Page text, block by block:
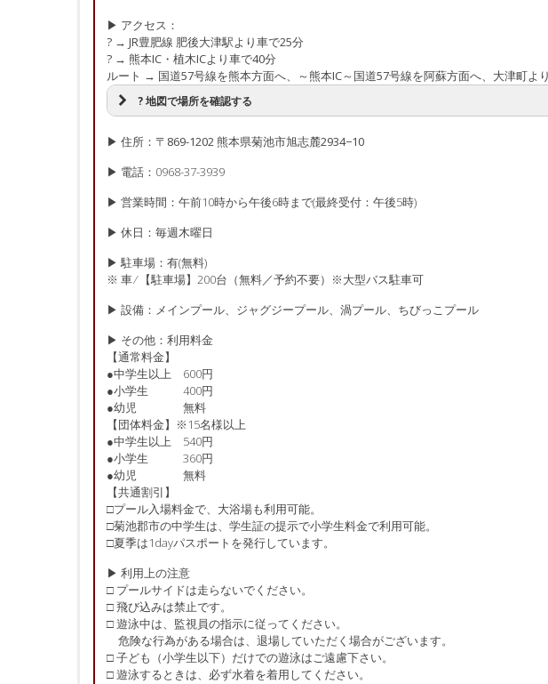
▶ アクセス：
? → JR豊肥線 肥後大津駅より車で25分
? → 熊本IC・植木ICより車で40分
ルート → 国道57号線を熊本方面へ、～熊本IC～国道57号線を阿蘇方面へ、大津町よ
? 地図で場所を確認する
▶ 住所：​〒869-1202 熊本県菊池市旭志麓2934−10
▶ 電話：0968-37-3939
▶ 営業時間：午前10時から午後6時まで(最終受付：午後5時)
▶ 休日：毎週木曜日
▶ 駐車場：有(無料)
※ 車 ⁄ 【駐車場】200台（無料／予約不要）※大型バス駐車可
▶ 設備：メインプール、ジャグジープール、渦プール、ちびっこプール
▶ その他：利用料金
【通常料金】
●中学生以上 600円
​●小学生 400円
●幼児 無料
【団体料金】※15名様以上
●中学生以上 540円
●​小学生 360円
●幼児 無料
【共通割引】
□プール入場料金で、大浴場も利用可能。
□菊池郡市の中学生は、学生証の提示で小学生料金で利用可能。
□夏季は1dayパスポートを発行しています。
▶ 利用上の注意
□ プールサイドは走らないでください。
□ 飛び込みは禁止です。
□ 遊泳中は、監視員の指示に従ってください。
危険な行為がある場合は、退場していただく場合がございます。
□ 子ども（小学生以下）だけでの遊泳はご遠慮下さい。
□ 遊泳するときは、必ず水着を着用してください。